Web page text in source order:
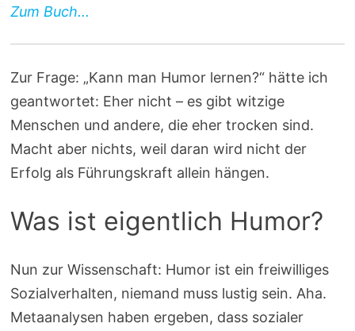
Zum Buch...
Zur Frage: „Kann man Humor lernen?“ hätte ich
geantwortet: Eher nicht – es gibt witzige
Menschen und andere, die eher trocken sind.
Macht aber nichts, weil daran wird nicht der
Erfolg als Führungskraft allein hängen.
Was ist eigentlich Humor?
Nun zur Wissenschaft: Humor ist ein freiwilliges
Sozialverhalten, niemand muss lustig sein. Aha.
Metaanalysen haben ergeben, dass sozialer